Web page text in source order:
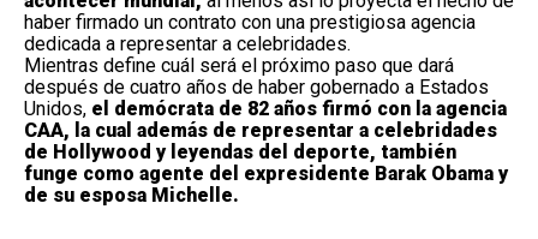
haber firmado un contrato con una prestigiosa agencia
dedicada a representar a celebridades.
Mientras define cuál será el próximo paso que dará
después de cuatro años de haber gobernado a Estados
Unidos, el demócrata de 82 años firmó con la agencia
CAA, la cual además de representar a celebridades
de Hollywood y leyendas del deporte, también
funge como agente del expresidente Barak Obama y
de su esposa Michelle.